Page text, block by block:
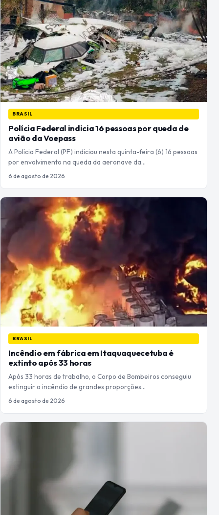
BRASIL
Polícia Federal indicia 16 pessoas por queda de
avião da Voepass
A Polícia Federal (PF) indiciou nesta quinta-feira (6) 16 pessoas
por envolvimento na queda da aeronave da…
6 de agosto de 2026
BRASIL
Incêndio em fábrica em Itaquaquecetuba é
extinto após 33 horas
Após 33 horas de trabalho, o Corpo de Bombeiros conseguiu
extinguir o incêndio de grandes proporções…
6 de agosto de 2026